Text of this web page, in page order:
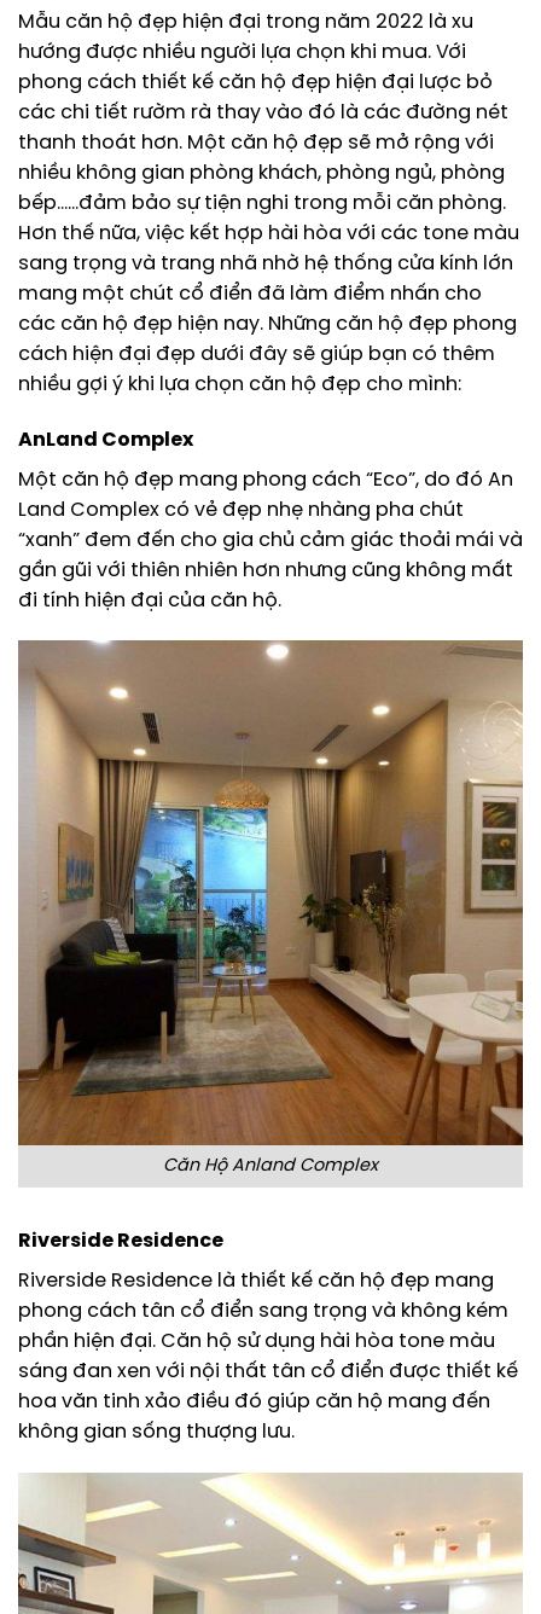
Mẫu căn hộ đẹp hiện đại trong năm 2022 là xu
hướng được nhiều người lựa chọn khi mua. Với
phong cách thiết kế căn hộ đẹp hiện đại lược bỏ
các chi tiết rườm rà thay vào đó là các đường nét
thanh thoát hơn. Một căn hộ đẹp sẽ mở rộng với
nhiều không gian phòng khách, phòng ngủ, phòng
bếp……đảm bảo sự tiện nghi trong mỗi căn phòng.
Hơn thế nữa, việc kết hợp hài hòa với các tone màu
sang trọng và trang nhã nhờ hệ thống cửa kính lớn
mang một chút cổ điển đã làm điểm nhấn cho
các căn hộ đẹp hiện nay. Những căn hộ đẹp phong
cách hiện đại đẹp dưới đây sẽ giúp bạn có thêm
nhiều gợi ý khi lựa chọn căn hộ đẹp cho mình:
AnLand Complex
Một căn hộ đẹp mang phong cách “Eco”, do đó An
Land Complex có vẻ đẹp nhẹ nhàng pha chút
“xanh” đem đến cho gia chủ cảm giác thoải mái và
gần gũi với thiên nhiên hơn nhưng cũng không mất
đi tính hiện đại của căn hộ.
Căn Hộ Anland Complex
Riverside Residence
Riverside Residence là thiết kế căn hộ đẹp mang
phong cách tân cổ điển sang trọng và không kém
phần hiện đại. Căn hộ sử dụng hài hòa tone màu
sáng đan xen với nội thất tân cổ điển được thiết kế
hoa văn tinh xảo điều đó giúp căn hộ mang đến
không gian sống thượng lưu.